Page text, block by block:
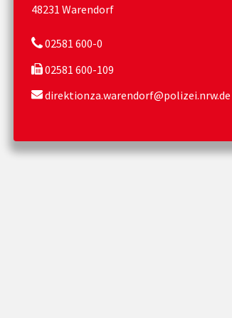
48231 Warendorf
02581 600-0
02581 600-109
direktionza.warendorf@polizei.nrw.de